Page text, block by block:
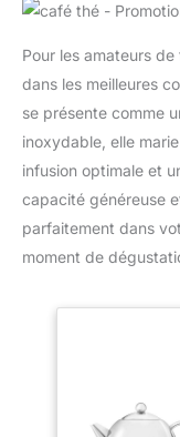
Pour les amateurs
dans les meilleures
se présente comme
inoxydable, elle
infusion optimale et
capacité généreuse
parfaitement dans
moment de